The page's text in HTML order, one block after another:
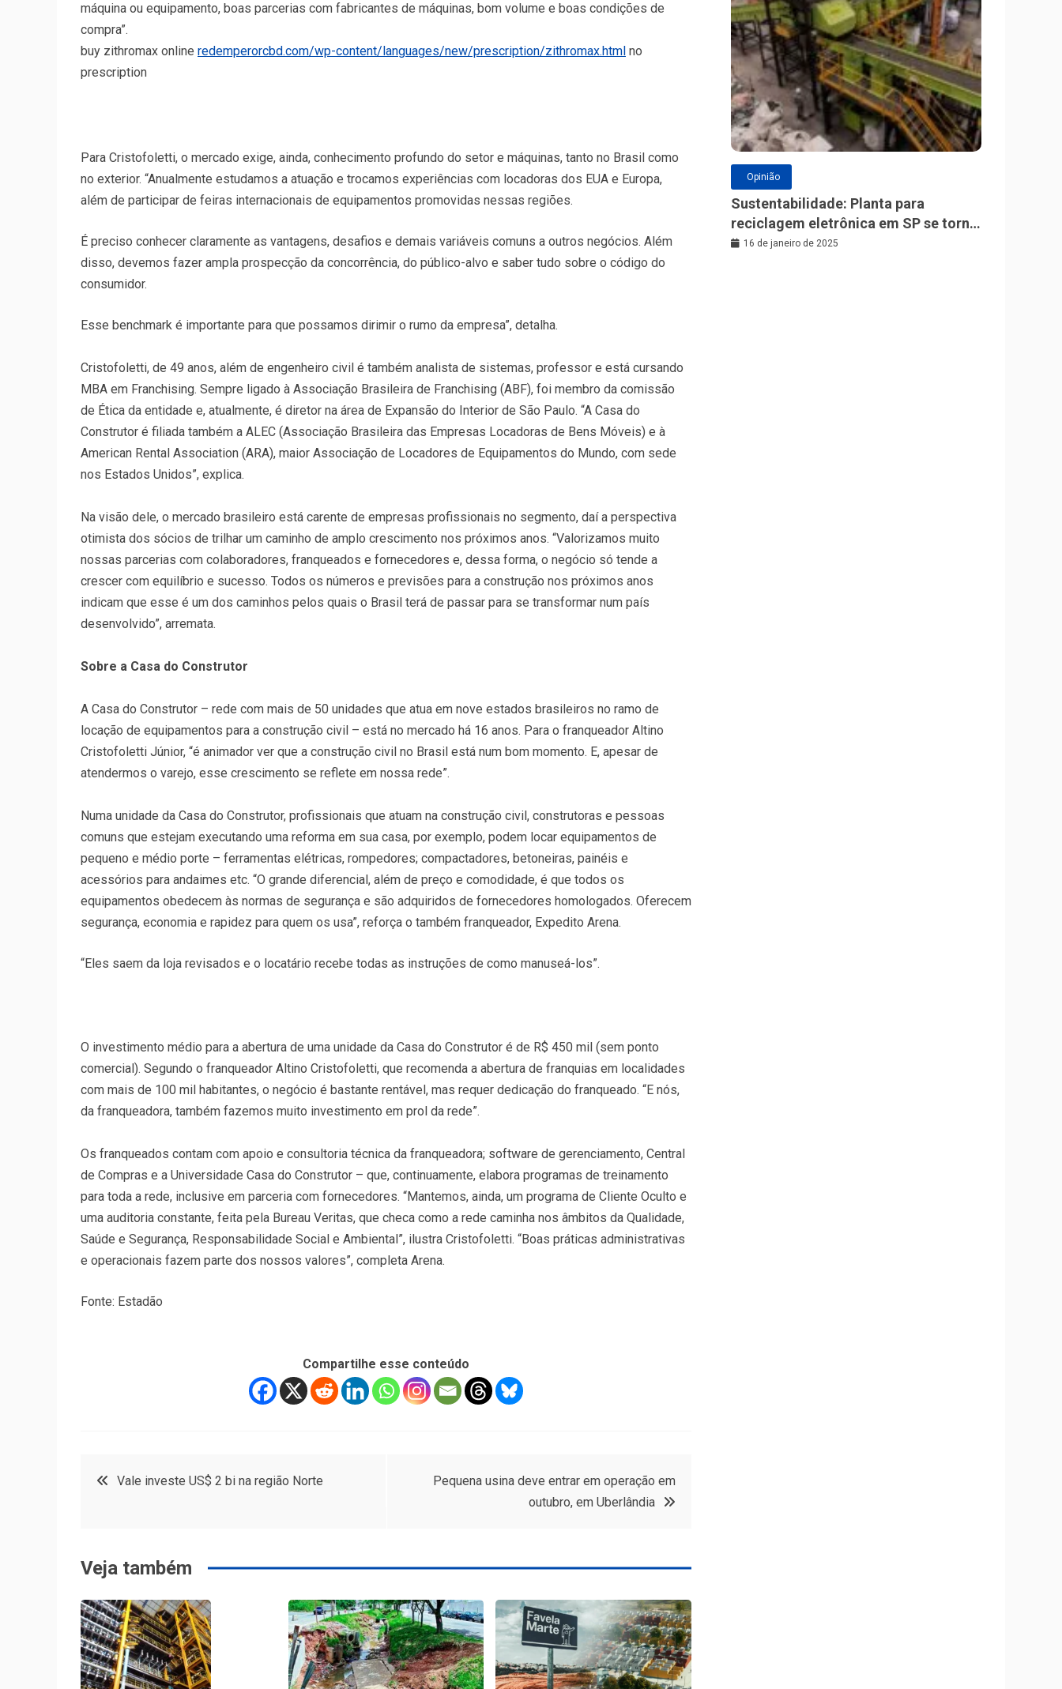
máquina ou equipamento, boas parcerias com fabricantes de máquinas, bom volume e boas condições de
compra”.
buy zithromax online redemperorcbd.com/wp-content/languages/new/prescription/zithromax.html no
prescription
Para Cristofoletti, o mercado exige, ainda, conhecimento profundo do setor e máquinas, tanto no Brasil como
no exterior. “Anualmente estudamos a atuação e trocamos experiências com locadoras dos EUA e Europa,
além de participar de feiras internacionais de equipamentos promovidas nessas regiões.
É preciso conhecer claramente as vantagens, desafios e demais variáveis comuns a outros negócios. Além
disso, devemos fazer ampla prospecção da concorrência, do público-alvo e saber tudo sobre o código do
consumidor.
Esse benchmark é importante para que possamos dirimir o rumo da empresa”, detalha.
Cristofoletti, de 49 anos, além de engenheiro civil é também analista de sistemas, professor e está cursando
MBA em Franchising. Sempre ligado à Associação Brasileira de Franchising (ABF), foi membro da comissão
de Ética da entidade e, atualmente, é diretor na área de Expansão do Interior de São Paulo. “A Casa do
Construtor é filiada também a ALEC (Associação Brasileira das Empresas Locadoras de Bens Móveis) e à
American Rental Association (ARA), maior Associação de Locadores de Equipamentos do Mundo, com sede
nos Estados Unidos”, explica.
Na visão dele, o mercado brasileiro está carente de empresas profissionais no segmento, daí a perspectiva
otimista dos sócios de trilhar um caminho de amplo crescimento nos próximos anos. “Valorizamos muito
nossas parcerias com colaboradores, franqueados e fornecedores e, dessa forma, o negócio só tende a
crescer com equilíbrio e sucesso. Todos os números e previsões para a construção nos próximos anos
indicam que esse é um dos caminhos pelos quais o Brasil terá de passar para se transformar num país
desenvolvido”, arremata.
Sobre a Casa do Construtor
A Casa do Construtor – rede com mais de 50 unidades que atua em nove estados brasileiros no ramo de
locação de equipamentos para a construção civil – está no mercado há 16 anos. Para o franqueador Altino
Cristofoletti Júnior, “é animador ver que a construção civil no Brasil está num bom momento. E, apesar de
atendermos o varejo, esse crescimento se reflete em nossa rede”.
Numa unidade da Casa do Construtor, profissionais que atuam na construção civil, construtoras e pessoas
comuns que estejam executando uma reforma em sua casa, por exemplo, podem locar equipamentos de
pequeno e médio porte – ferramentas elétricas, rompedores; compactadores, betoneiras, painéis e
acessórios para andaimes etc. “O grande diferencial, além de preço e comodidade, é que todos os
equipamentos obedecem às normas de segurança e são adquiridos de fornecedores homologados. Oferecem
segurança, economia e rapidez para quem os usa”, reforça o também franqueador, Expedito Arena.
“Eles saem da loja revisados e o locatário recebe todas as instruções de como manuseá-los”.
O investimento médio para a abertura de uma unidade da Casa do Construtor é de R$ 450 mil (sem ponto
comercial). Segundo o franqueador Altino Cristofoletti, que recomenda a abertura de franquias em localidades
com mais de 100 mil habitantes, o negócio é bastante rentável, mas requer dedicação do franqueado. “E nós,
da franqueadora, também fazemos muito investimento em prol da rede”.
Os franqueados contam com apoio e consultoria técnica da franqueadora; software de gerenciamento, Central
de Compras e a Universidade Casa do Construtor – que, continuamente, elabora programas de treinamento
para toda a rede, inclusive em parceria com fornecedores. “Mantemos, ainda, um programa de Cliente Oculto e
uma auditoria constante, feita pela Bureau Veritas, que checa como a rede caminha nos âmbitos da Qualidade,
Saúde e Segurança, Responsabilidade Social e Ambiental”, ilustra Cristofoletti. “Boas práticas administrativas
e operacionais fazem parte dos nossos valores”, completa Arena.
Fonte: Estadão
Compartilhe esse conteúdo
Navegação
Post
Vale investe US$ 2 bi na região Norte
Pequena usina deve entrar em operação em
outubro, em Uberlândia
Veja também
Opinião
Sustentabilidade: Planta para
reciclagem eletrônica em SP se torna
a maior da América Latina
16 de janeiro de 2025